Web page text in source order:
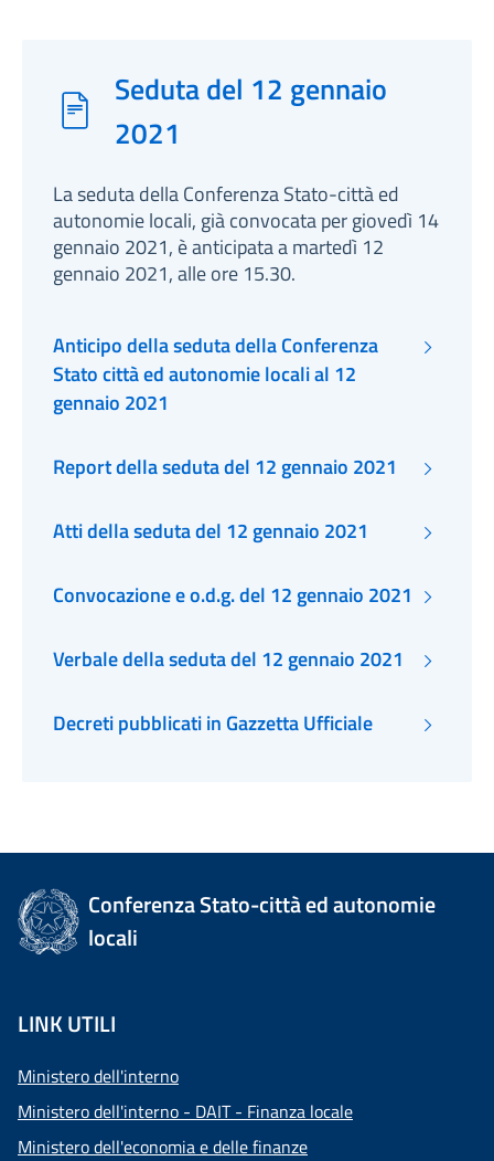
Seduta del 12 gennaio
2021
La seduta della Conferenza Stato-città ed
autonomie locali, già convocata per giovedì 14
gennaio 2021, è anticipata a martedì 12
gennaio 2021, alle ore 15.30.
Anticipo della seduta della Conferenza
Stato città ed autonomie locali al 12
gennaio 2021
Report della seduta del 12 gennaio 2021
Atti della seduta del 12 gennaio 2021
Convocazione e o.d.g. del 12 gennaio 2021
Verbale della seduta del 12 gennaio 2021
Decreti pubblicati in Gazzetta Ufficiale
Conferenza Stato-città ed autonomie
locali
LINK UTILI
Ministero dell'interno
Ministero dell'interno - DAIT - Finanza locale
Ministero dell'economia e delle finanze